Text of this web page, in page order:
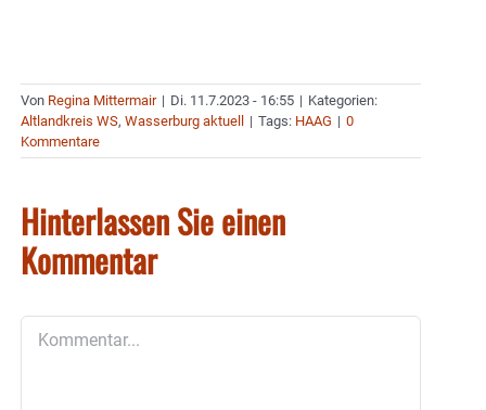
Von Regina Mittermair | Di. 11.7.2023 - 16:55 | Kategorien:
Altlandkreis WS, Wasserburg aktuell | Tags: HAAG | 0
Kommentare
Hinterlassen Sie einen
Kommentar